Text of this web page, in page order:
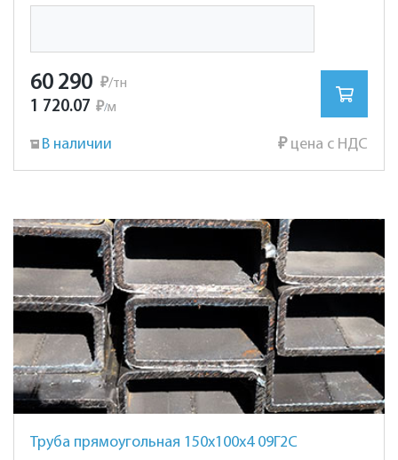
60 290 ₽/тн
1 720.07 ₽/м
В наличии ₽цена с НДС
Труба прямоугольная 150х100х4 09Г2С